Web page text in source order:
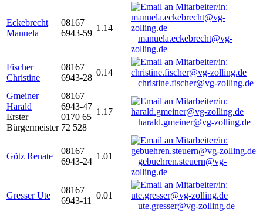
Eckebrecht
Manuela
08167
6943-59
1.14
manuela.eckebrecht@vg-
zolling.de
Fischer
Christine
08167
6943-28
0.14
christine.fischer@vg-zolling.de
Gmeiner
Harald
Erster
Bürgermeister
08167
6943-47
0170 65
72 528
1.17
harald.gmeiner@vg-zolling.de
Götz Renate
08167
6943-24
1.01
gebuehren.steuern@vg-
zolling.de
Gresser Ute
08167
6943-11
0.01
ute.gresser@vg-zolling.de